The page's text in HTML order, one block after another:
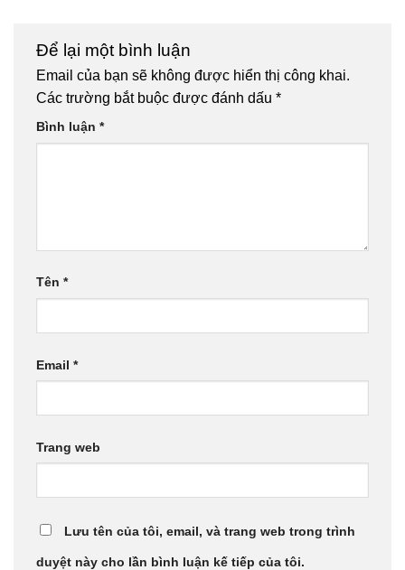
Để lại một bình luận
Email của bạn sẽ không được hiển thị công khai.
Các trường bắt buộc được đánh dấu *
Bình luận *
Tên *
Email *
Trang web
Lưu tên của tôi, email, và trang web trong trình
duyệt này cho lần bình luận kế tiếp của tôi.